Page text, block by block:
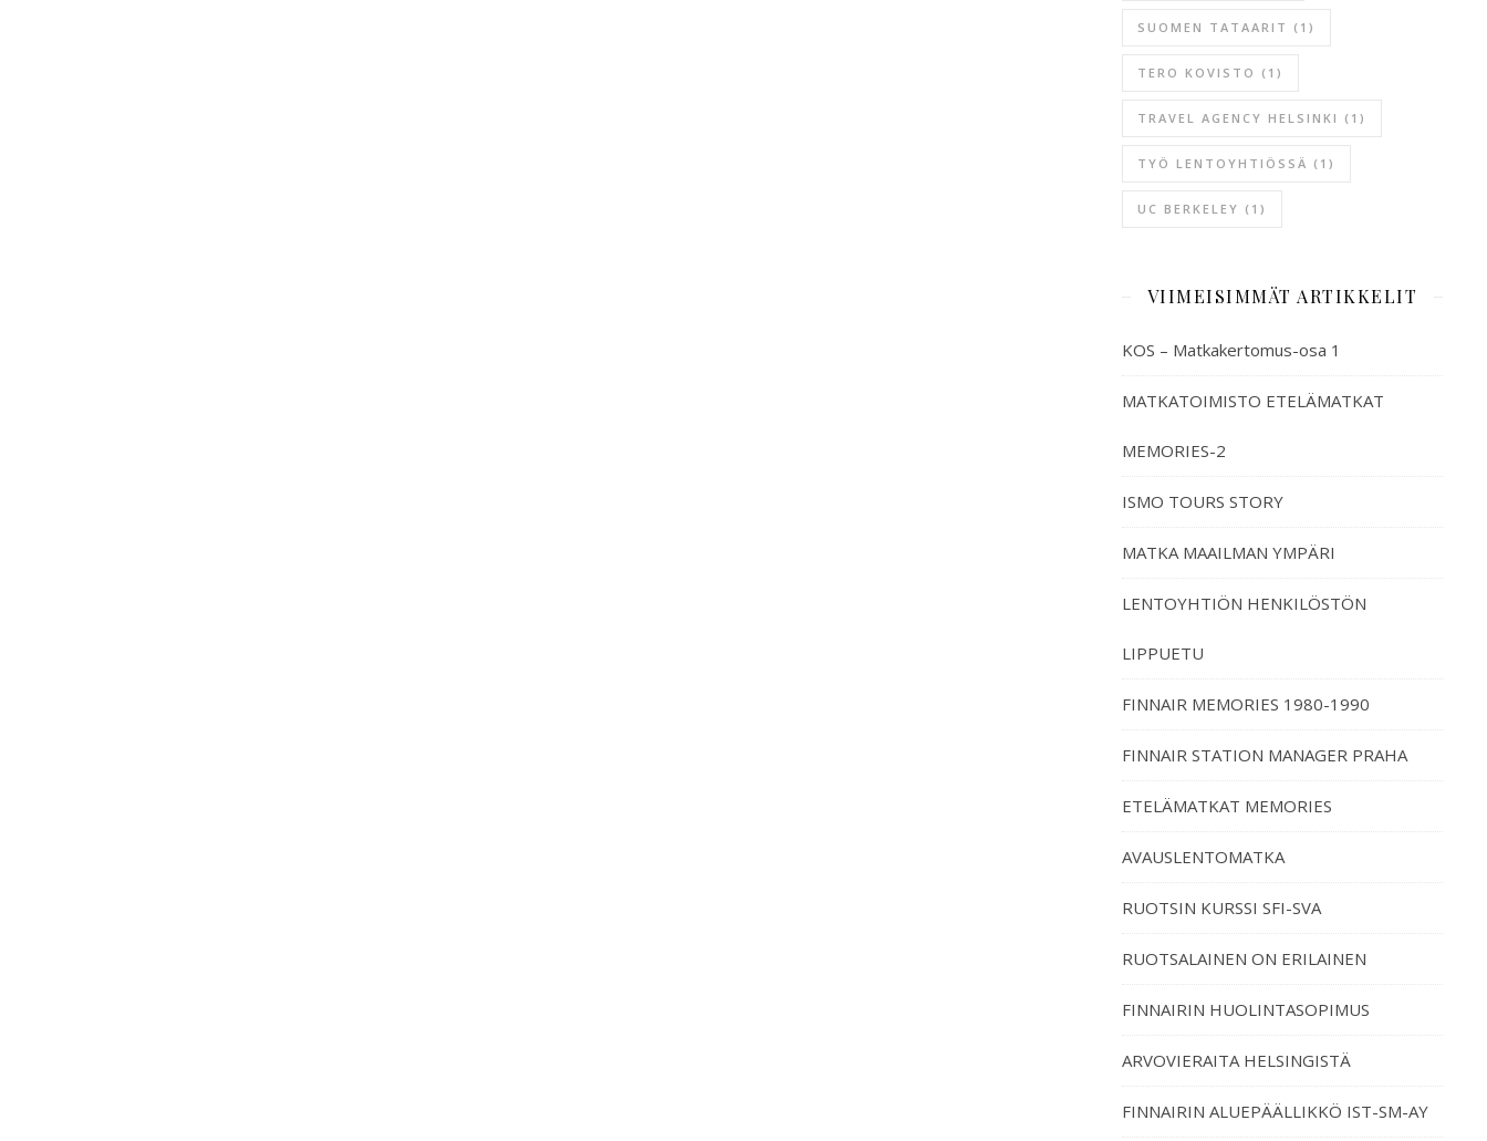
SUOMEN TATAARIT (1)
TERO KOVISTO (1)
TRAVEL AGENCY HELSINKI (1)
TYÖ LENTOYHTIÖSSÄ (1)
UC BERKELEY (1)
VIIMEISIMMÄT ARTIKKELIT
KOS – Matkakertomus-osa 1
MATKATOIMISTO ETELÄMATKAT
MEMORIES-2
ISMO TOURS STORY
MATKA MAAILMAN YMPÄRI
LENTOYHTIÖN HENKILÖSTÖN
LIPPUETU
FINNAIR MEMORIES 1980-1990
FINNAIR STATION MANAGER PRAHA
ETELÄMATKAT MEMORIES
AVAUSLENTOMATKA
RUOTSIN KURSSI SFI-SVA
RUOTSALAINEN ON ERILAINEN
FINNAIRIN HUOLINTASOPIMUS
ARVOVIERAITA HELSINGISTÄ
FINNAIRIN ALUEPÄÄLLIKKÖ IST-SM-AY